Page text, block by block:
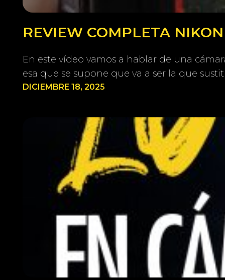
REVIEW COMPLETA
En este vídeo vamos a hablar de una
esa que se supone que va a ser la que
DICIEMBRE 18, 2025